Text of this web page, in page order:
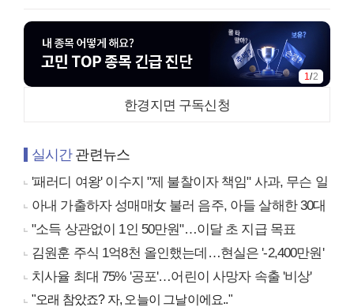
2 /2
한경지면 구독신청
실시간관련뉴스
'패러디 여왕' 이수지 "제 불찰이자 책임" 사과, 무슨 일
아내 가출하자 성매매女 불러 음주, 아들 살해한 30대
"소득 상관없이 1인 50만원"…이달 초 지급 목표
김원훈 주식 1억8천 올인했는데…현실은 '-2,400만원'
치사율 최대 75% '공포'…어린이 사망자 속출 '비상'
"오래 참았죠? 자, 오늘이 그날이에요.."